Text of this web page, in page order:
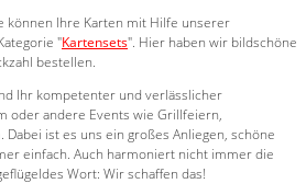
können Ihre Karten mit Hilfe unserer
"Kartensets". Hier haben wir bildschöne
bestellen.
Ihr kompetenter und verlässlicher
oder andere Events wie Grillfeiern,
ist es uns ein großes Anliegen, schöne
einfach. Auch harmoniert nicht immer die
Wort: Wir schaffen das!